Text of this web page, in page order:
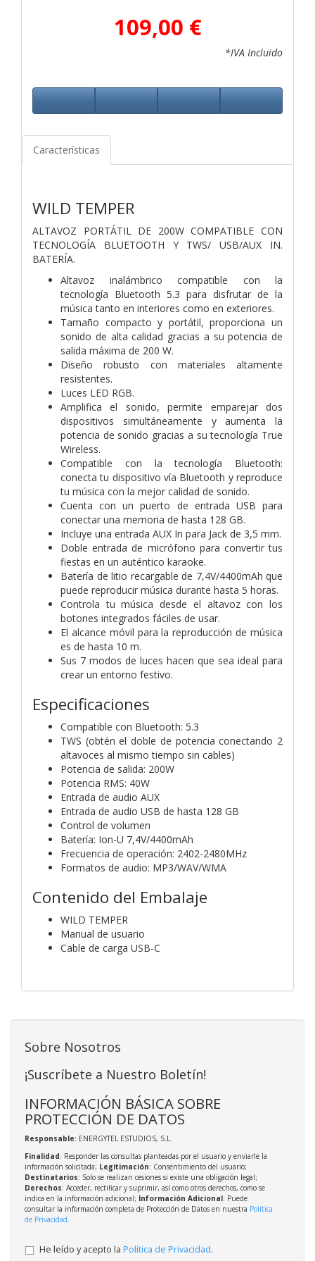
109,00 €
*IVA Incluido
Características
WILD TEMPER
ALTAVOZ PORTÁTIL DE 200W COMPATIBLE CON
TECNOLOGÍA BLUETOOTH Y TWS/ USB/AUX IN.
BATERÍA.
Altavoz inalámbrico compatible con la
tecnología Bluetooth 5.3 para disfrutar de la
música tanto en interiores como en exteriores.
Tamaño compacto y portátil, proporciona un
sonido de alta calidad gracias a su potencia de
salida máxima de 200 W.
Diseño robusto con materiales altamente
resistentes.
Luces LED RGB.
Amplifica el sonido, permite emparejar dos
dispositivos simultáneamente y aumenta la
potencia de sonido gracias a su tecnología True
Wireless.
Compatible con la tecnología Bluetooth:
conecta tu dispositivo vía Bluetooth y reproduce
tu música con la mejor calidad de sonido.
Cuenta con un puerto de entrada USB para
conectar una memoria de hasta 128 GB.
Incluye una entrada AUX In para Jack de 3,5 mm.
Doble entrada de micrófono para convertir tus
fiestas en un auténtico karaoke.
Batería de litio recargable de 7,4V/4400mAh que
puede reproducir música durante hasta 5 horas.
Controla tu música desde el altavoz con los
botones integrados fáciles de usar.
El alcance móvil para la reproducción de música
es de hasta 10 m.
Sus 7 modos de luces hacen que sea ideal para
crear un entorno festivo.
Especificaciones
Compatible con Bluetooth: 5.3
TWS (obtén el doble de potencia conectando 2
altavoces al mismo tiempo sin cables)
Potencia de salida: 200W
Potencia RMS: 40W
Entrada de audio AUX
Entrada de audio USB de hasta 128 GB
Control de volumen
Batería: Ion-U 7,4V/4400mAh
Frecuencia de operación: 2402-2480MHz
Formatos de audio: MP3/WAV/WMA
Contenido del Embalaje
WILD TEMPER
Manual de usuario
Cable de carga USB-C
Sobre Nosotros
¡Suscríbete a Nuestro Boletín!
INFORMACIÓN BÁSICA SOBRE
PROTECCIÓN DE DATOS
Responsable: ENERGYTEL ESTUDIOS, S.L.
Finalidad: Responder las consultas planteadas por el usuario y enviarle la
información solicitada; Legitimación: Consentimiento del usuario;
Destinatarios: Solo se realizan cesiones si existe una obligación legal;
Derechos: Acceder, rectificar y suprimir, así como otros derechos, como se
indica en la información adicional; Información Adicional: Puede
consultar la información completa de Protección de Datos en nuestra Política
de Privacidad
He leído y acepto la Política de Privacidad.